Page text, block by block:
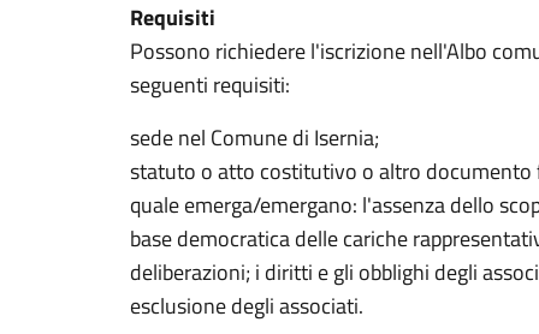
Requisiti
Possono richiedere l'iscrizione nell'Albo
seguenti requisiti:
sede nel Comune di Isernia;
statuto o atto costitutivo o altro documento
quale emerga/emergano: l'assenza dello
base democratica delle cariche
deliberazioni; i diritti e gli obblighi degli
esclusione degli associati.